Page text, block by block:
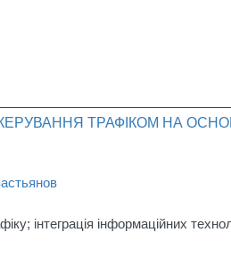
ТРАФІКОМ НА
інтеграція інформаційних